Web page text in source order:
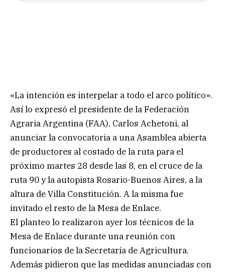
«La intención es interpelar a todo el arco político».
Así lo expresó el presidente de la Federación
Agraria Argentina (FAA), Carlos Achetoni, al
anunciar la convocatoria a una Asamblea abierta
de productores al costado de la ruta para el
próximo martes 28 desde las 8, en el cruce de la
ruta 90 y la autopista Rosario-Buenos Aires, a la
altura de Villa Constitución. A la misma fue
invitado el resto de la Mesa de Enlace.
El planteo lo realizaron ayer los técnicos de la
Mesa de Enlace durante una reunión con
funcionarios de la Secretaría de Agricultura.
Además pidieron que las medidas anunciadas con